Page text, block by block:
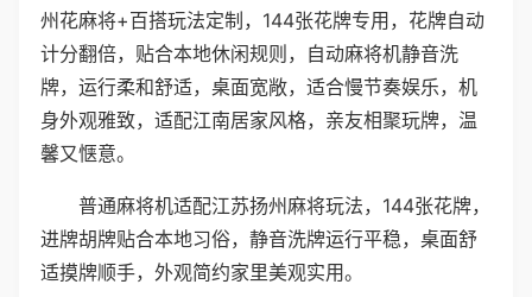
州花麻将+百搭玩法定制，144张花牌专用，花牌自动
计分翻倍，贴合本地休闲规则，自动麻将机静音洗
牌，运行柔和舒适，桌面宽敞，适合慢节奏娱乐，机
身外观雅致，适配江南居家风格，亲友相聚玩牌，温
馨又惬意。
普通麻将机适配江苏扬州麻将玩法，144张花牌，
进牌胡牌贴合本地习俗，静音洗牌运行平稳，桌面舒
适摸牌顺手，外观简约家里美观实用。